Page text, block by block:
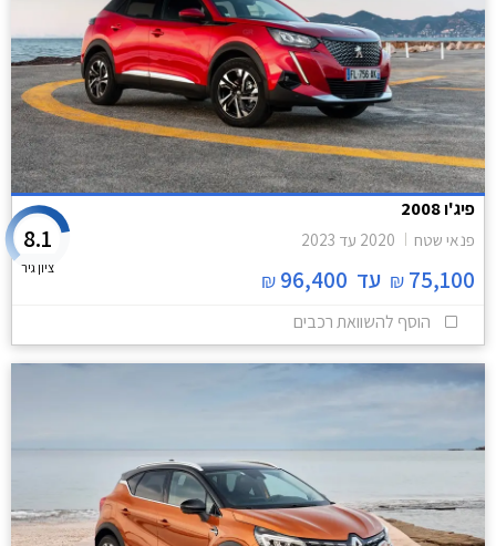
פיג'ו 2008
פנאי שטח 2020 עד 2023
75,100
₪ עד 96,400
₪
8.1
ציון גיר
הוסף להשוואת רכבים